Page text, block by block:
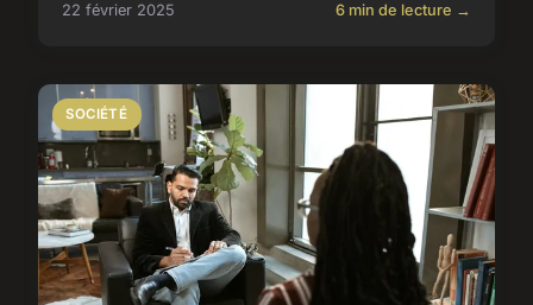
22 février 2025 6 min de lecture →
SOCIÉTÉ